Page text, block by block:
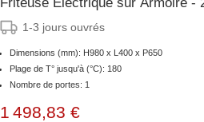
1-3 jours ouvrés
Dimensions (mm): H980 x L400 x P650
Plage de T° jusqu'à (°C): 180
Nombre de portes: 1
1 498,83 €